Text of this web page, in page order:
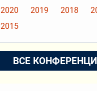
2020 2019 2018
2015
ВСЕ